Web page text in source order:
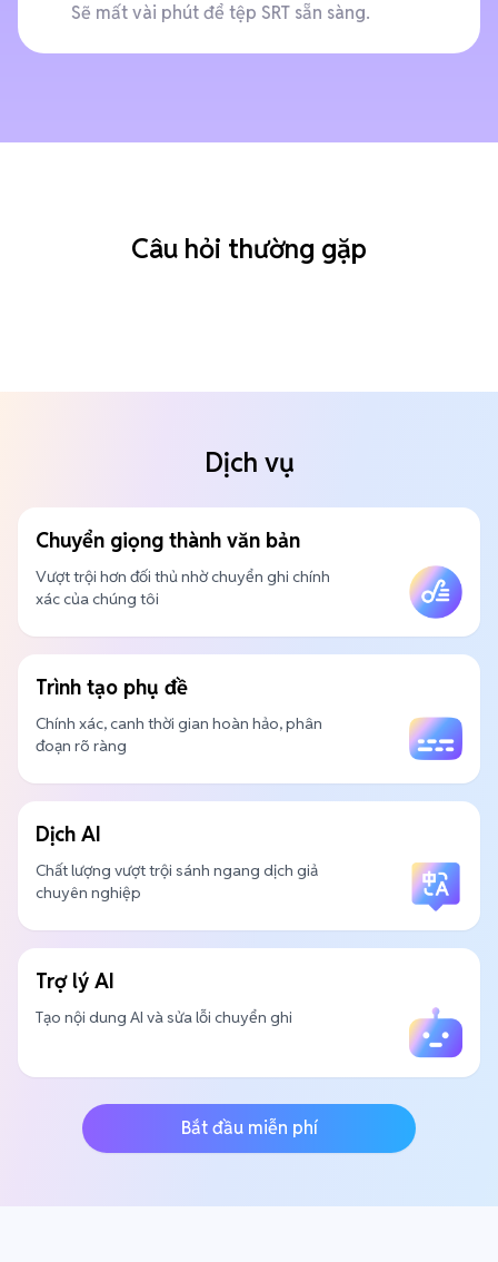
Sẽ mất vài phút để tệp SRT sẵn sàng.
Câu hỏi thường gặp
Dịch vụ
Chuyển giọng thành văn bản
Vượt trội hơn đối thủ nhờ chuyển ghi chính
xác của chúng tôi
Trình tạo phụ đề
Chính xác, canh thời gian hoàn hảo, phân
đoạn rõ ràng
Dịch AI
Chất lượng vượt trội sánh ngang dịch giả
chuyên nghiệp
Trợ lý AI
Tạo nội dung AI và sửa lỗi chuyển ghi
Bắt đầu miễn phí